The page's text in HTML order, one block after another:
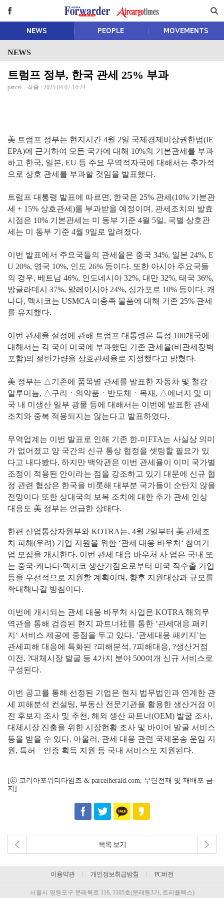
NEWS PEOPLE MOVEMENTS
NEWS
트럼프 정부, 한국 관세 25% 부과
parcel 최종 : 2025.04.07 14:24
美 트럼프 정부는 현지시간 4월 2일 국제경제비상권한법(IE
EPA)에 근거하여 모든 국가에 대해 10%의 기본관세를 부과
하고 한국, 일본, EU 등 주요 무역적자국에 대해서는 추가적
으로 상호 관세를 부과할 것임을 발표했다.
트럼프 대통령 발표에 따르면, 한국은 25% 관세(10% 기본관
세 + 15% 상호관세)를 부과받을 예정이며, 관세조치의 발효
시점은 10% 기본관세는 미 동부 기준 4월 5일, 국별 상호관
세는 미 동부 기준 4월 9일로 알려졌다.
이번 발표에서 주요국들의 관세율은 중국 34%, 일본 24%, E
U 20%, 영국 10%, 인도 26% 등이다. 또한 아시아 주요국들
의 경우, 베트남 46%, 인도네시아 32%, 대만 32%, 태국 36%,
방글라데시 37%, 말레이시아 24%, 싱가포르 10% 등이다. 캐
나다, 멕시코는 USMCA 미충족 물품에 대해 기존 25% 관세
를 유지했다.
이번 관세율 설정에 관해 트럼프 대통령은 특정 100개국에
대해서는 각 국이 미국에 부과했던 기존 관세율(비관세장벽
포함)의 절반가량을 상호관세율로 지정했다고 밝혔다.
美 정부는 △기존에 품목별 관세를 발표한 자동차 및 철강ㆍ
알루미늄, △구리ㆍ의약품ㆍ반도체ㆍ목재, △에너지 및 미
국 내 미생산 일부 광물 등에 대해서는 이번에 발표한 관세
조치와 중복 적용되지는 않는다고 발표하였다.
무역업계는 이번 발표로 인해 기존 한-미FTA는 사실상 의미
가 없어졌고 양 국간의 신규 통상 협정을 셋팅할 필요가 있
다고 내다봤다. 하지만 백악관은 이번 관세율이 이미 국가별
조정이 적용된 안이라는 점을 강조하고 있기 대문에 신규 협
정 관련 협상은 한국을 비롯해 대부분 국가들이 순탄치 않을
전망이다 또한 상대국의 보복 조치에 대한 추가 관세 인상
대응도 美 정부는 언급한 상태다.
한편 산업통상자원부와 KOTRA는, 4월 2일부터 美 관세조
치 피해(우려) 기업 지원을 위한 ‘관세 대응 바우처‘ 참여기
업 모집을 개시한다. 이번 관세 대응 바우처 사 업은 국내 또
는 중국·캐나다·멕시코 생산거점으로부터 미국 직수출 기업
등을 우선적으로 지원할 계획이며, 향후 지원대상과 규모를
확대해나갈 방침이다.
이번에 개시되는 관세 대응 바우처 사업은 KOTRA 해외무
역관을 통해 검증된 현지 파트너社를 통한 ’관세대응 패키
지‘ 서비스 제공에 중점을 두고 있다. ’관세대응 패키지’는
관세피해 대응에 특화된 ?피해분석, ?피해대응, ?생산거점
이전, ?대체시장 발굴 등 4가지 분야 500여개 신규 서비스로
구성된다.
이번 공고를 통해 선정된 기업은 현지 법무법인과 연계한 관
세 피해분석 컨설팅, 부동산 전문기관을 활용한 생산거점 이
전 후보지 조사 및 추천, 해외 생산 파트너(OEM) 발굴 조사,
대체시장 진출을 위한 시장현황 조사 및 바이어 발굴 서비스
등을 받을 수 있다. 아울러, 관세 대응 관련 국제운송 운임 지
원, 특허ㆍ인증 획득 지원 등 국내 서비스도 지원된다.
[ⓒ 코리아포워더타임즈 & parcelherald.com, 무단전재 및 재배포 금
지]
목록 보기
이용약관 개인정보취급방침 PC버전
서울시 영등포구 문래북로 116, 1105호(문래동3가, 트리플렉스)